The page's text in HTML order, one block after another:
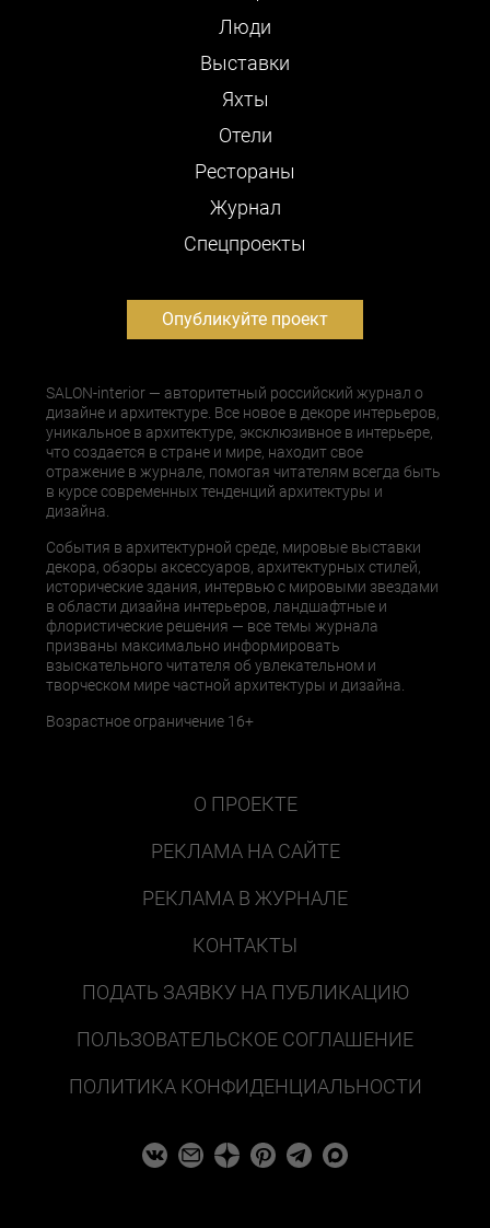
Люди
Выставки
Яхты
Отели
Рестораны
Журнал
Cпецпроекты
Опубликуйте проект
SALON-interior — авторитетный российский журнал о
дизайне и архитектуре. Все новое в декоре интерьеров,
уникальное в архитектуре, эксклюзивное в интерьере,
что создается в стране и мире, находит свое
отражение в журнале, помогая читателям всегда быть
в курсе современных тенденций архитектуры и
дизайна.
События в архитектурной среде, мировые выставки
декора, обзоры аксессуаров, архитектурных стилей,
исторические здания, интервью с мировыми звездами
в области дизайна интерьеров, ландшафтные и
флористические решения — все темы журнала
призваны максимально информировать
взыскательного читателя об увлекательном и
творческом мире частной архитектуры и дизайна.
Возрастное ограничение 16+
О ПРОЕКТЕ
РЕКЛАМА НА САЙТЕ
РЕКЛАМА В ЖУРНАЛЕ
КОНТАКТЫ
ПОДАТЬ ЗАЯВКУ НА ПУБЛИКАЦИЮ
ПОЛЬЗОВАТЕЛЬСКОЕ СОГЛАШЕНИЕ
ПОЛИТИКА КОНФИДЕНЦИАЛЬНОСТИ